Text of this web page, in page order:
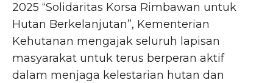
2025 “Solidaritas Korsa Rimbawan untuk
Hutan Berkelanjutan”, Kementerian
Kehutanan mengajak seluruh lapisan
masyarakat untuk terus berperan aktif
dalam menjaga kelestarian hutan dan